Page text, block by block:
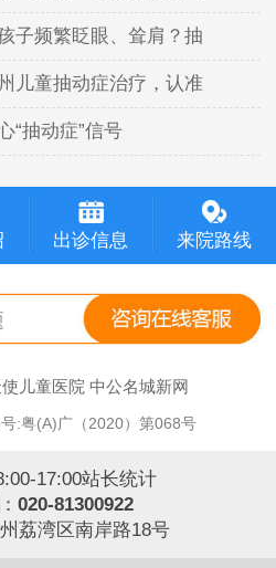
子频繁眨眼、耸肩？抽
儿童抽动症治疗，认准
“抽动症”信号
出诊信息 来院路线
儿童医院 中公名城新网
:粤(A)广（2020）第068号
17:00站长统计
020-81300922
荔湾区南岸路18号